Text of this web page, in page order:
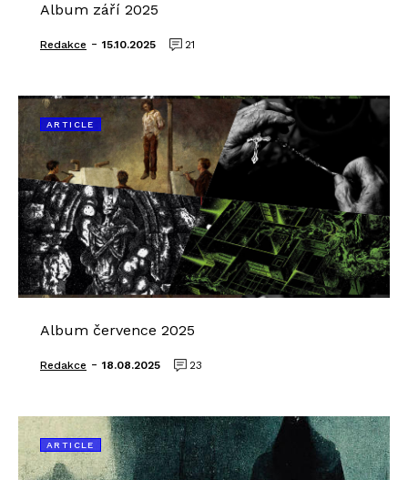
Album září 2025
Redakce - 15.10.2025 21
ARTICLE
Album července 2025
Redakce - 18.08.2025 23
ARTICLE